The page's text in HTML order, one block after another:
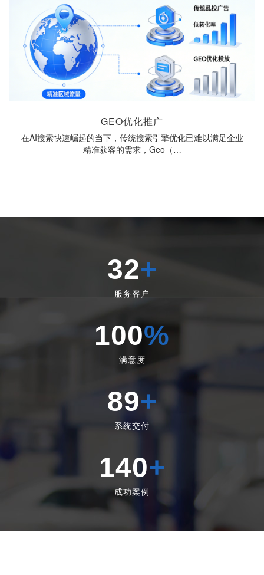
GEO优化推广
在AI搜索快速崛起的当下，传统搜索引擎优化已难以满足企业
精准获客的需求，Geo（…
32+
服务客户
100%
满意度
89+
系统交付
140+
成功案例